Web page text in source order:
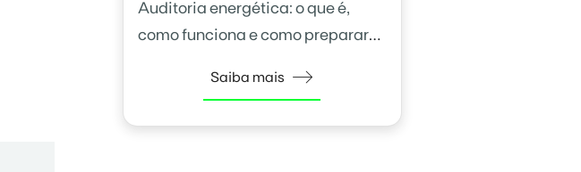
Auditoria energética: o que é,
como funciona e como preparar
Saiba mais